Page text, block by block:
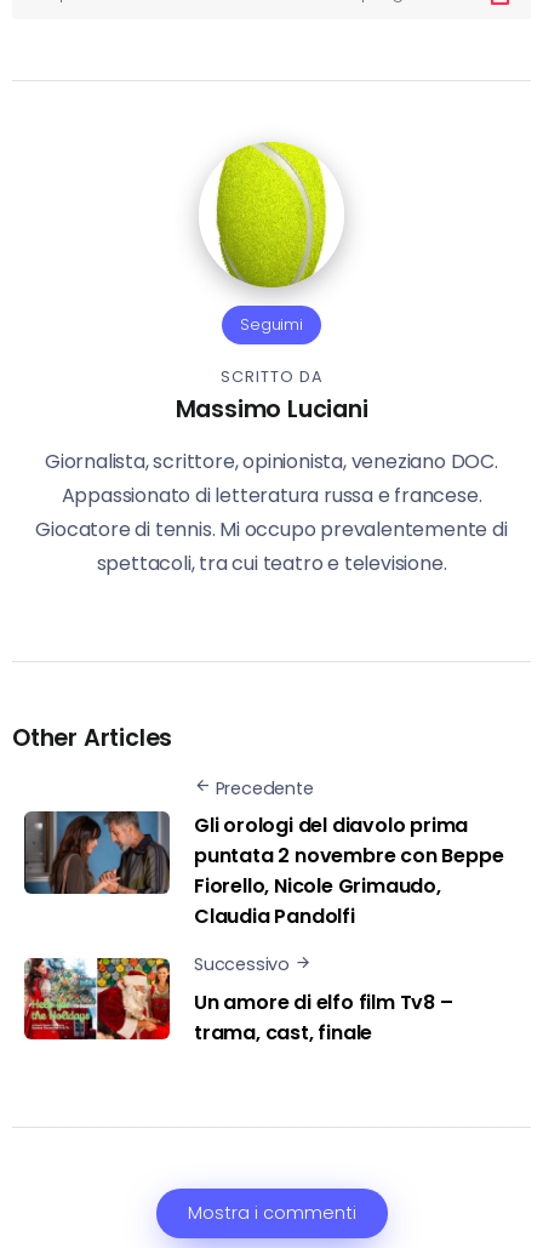
Seguimi
SCRITTO DA
Massimo Luciani
Giornalista, scrittore, opinionista, veneziano DOC.
Appassionato di letteratura russa e francese.
Giocatore di tennis. Mi occupo prevalentemente di
spettacoli, tra cui teatro e televisione.
Other Articles
Precedente
Gli orologi del diavolo prima
puntata 2 novembre con Beppe
Fiorello, Nicole Grimaudo,
Claudia Pandolfi
Successivo
Un amore di elfo film Tv8 –
trama, cast, finale
Mostra i commenti